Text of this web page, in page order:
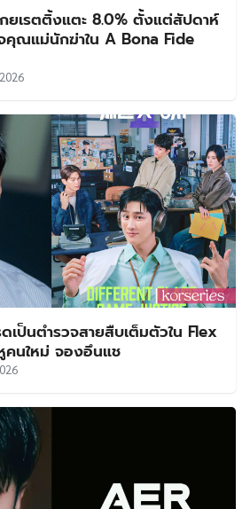
กยเรตติ้งแตะ 8.0% ตั้งแต่สัปดาห์
คุณแม่นักฆ่าใน A Bona Fide
เป็นตำรวจสายสืบเต็มตัวใน Flex
นใหม่ จองอึนแช